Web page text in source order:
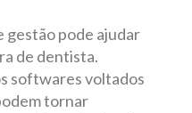
gestão pode ajudar
de dentista.
softwares voltados
tornar